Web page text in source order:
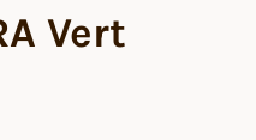
Vert